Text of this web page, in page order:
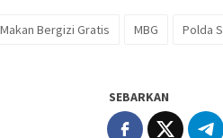
Makan Bergizi Gratis MBG
Polda
SEBARKAN